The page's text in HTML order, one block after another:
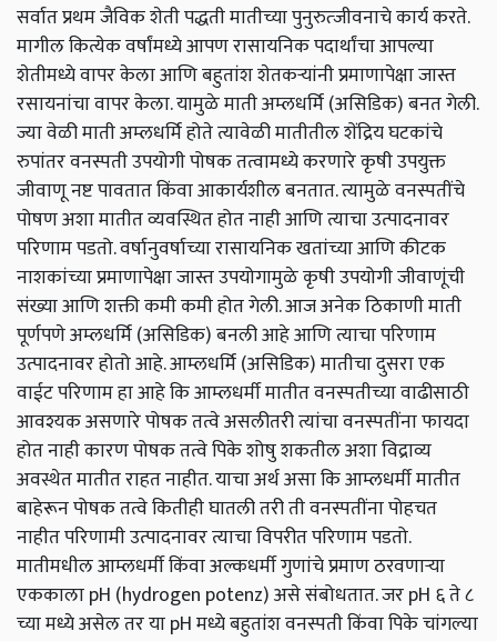
सर्वात प्रथम जैविक शेती पद्धती मातीच्या पुनुरुत्जीवनाचे कार्य करते.
मागील कित्येक वर्षांमध्ये आपण रासायनिक पदार्थांचा आपल्या
शेतीमध्ये वापर केला आणि बहुतांश शेतकऱ्यांनी प्रमाणापेक्षा जास्त
रसायनांचा वापर केला. यामुळे माती अम्लधर्मि (असिडिक) बनत गेली.
ज्या वेळी माती अम्लधर्मि होते त्यावेळी मातीतील शेंद्रिय घटकांचे
रुपांतर वनस्पती उपयोगी पोषक तत्वामध्ये करणारे कृषी उपयुक्त
जीवाणू नष्ट पावतात किंवा आकार्यशील बनतात. त्यामुळे वनस्पतींचे
पोषण अशा मातीत व्यवस्थित होत नाही आणि त्याचा उत्पादनावर
परिणाम पडतो. वर्षानुवर्षाच्या रासायनिक खतांच्या आणि कीटक
नाशकांच्या प्रमाणापेक्षा जास्त उपयोगामुळे कृषी उपयोगी जीवाणूंची
संख्या आणि शक्ती कमी कमी होत गेली. आज अनेक ठिकाणी माती
पूर्णपणे अम्लधर्मि (असिडिक) बनली आहे आणि त्याचा परिणाम
उत्पादनावर होतो आहे. आम्लधर्मि (असिडिक) मातीचा दुसरा एक
वाईट परिणाम हा आहे कि आम्लधर्मी मातीत वनस्पतीच्या वाढीसाठी
आवश्यक असणारे पोषक तत्वे असलीतरी त्यांचा वनस्पतींना फायदा
होत नाही कारण पोषक तत्वे पिके शोषु शकतील अशा विद्राव्य
अवस्थेत मातीत राहत नाहीत. याचा अर्थ असा कि आम्लधर्मी मातीत
बाहेरून पोषक तत्वे कितीही घातली तरी ती वनस्पतींना पोहचत
नाहीत परिणामी उत्पादनावर त्याचा विपरीत परिणाम पडतो.
मातीमधील आम्लधर्मी किंवा अल्कधर्मी गुणांचे प्रमाण ठरवणाऱ्या
एककाला pH (hydrogen potenz) असे संबोधतात. जर pH ६ ते ८
च्या मध्ये असेल तर या pH मध्ये बहुतांश वनस्पती किंवा पिके चांगल्या